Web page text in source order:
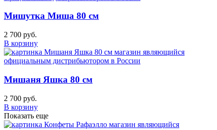
Мишутка Миша 80 см
2 700 руб.
В корзину
Мишаня Яшка 80 см
2 700 руб.
В корзину
Показать еще